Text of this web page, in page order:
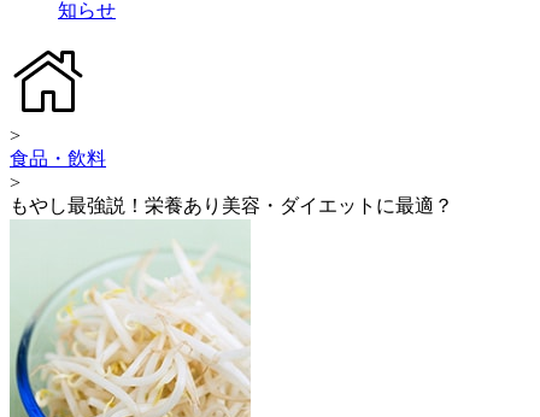
知らせ
>
食品・飲料
>
もやし最強説！栄養あり美容・ダイエットに最適？